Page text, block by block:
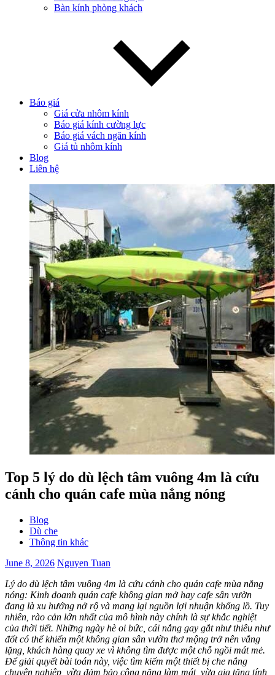
Bàn kính phòng khách
Báo giá
Giá cửa nhôm kính
Báo giá kính cường lực
Báo giá vách ngăn kính
Giá tủ nhôm kính
Blog
Liên hệ
Top 5 lý do dù lệch tâm vuông 4m là cứu
cánh cho quán cafe mùa nắng nóng
Blog
Dù che
Thông tin khác
June 8, 2026 Nguyen Tuan
Lý do dù lệch tâm vuông 4m là cứu cánh cho quán cafe mùa nắng
nóng: Kinh doanh quán cafe không gian mở hay cafe sân vườn
đang là xu hướng nở rộ và mang lại nguồn lợi nhuận khổng lồ. Tuy
nhiên, rào cản lớn nhất của mô hình này chính là sự khắc nghiệt
của thời tiết. Những ngày hè oi bức, cái nắng gay gắt như thiêu như
đốt có thể khiến một không gian sân vườn thơ mộng trở nên vắng
lặng, khách hàng quay xe vì không tìm được một chỗ ngồi mát mẻ.
Để giải quyết bài toán này, việc tìm kiếm một thiết bị che nắng
chuyên nghiệp, vừa đảm bảo công năng làm mát, vừa gia tăng tính